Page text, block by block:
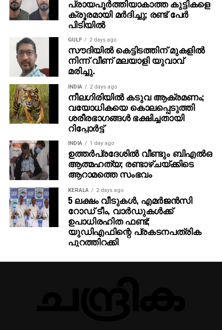
പ്രായപൂര്‍ത്തിയാകാത്ത കുട്ടികളെ
ക്രൂരമായി മര്‍ദിച്ചു; രണ്ട് പേര്‍
പിടിയില്‍
GULF 2 days ago
സൗദിയില്‍ കെട്ടിടത്തിന് മുകളില്‍
നിന്ന് വീണ് മലയാളി യുവാവ്
മരിച്ചു.
INDIA 2 days ago
നീലഗിരിയില്‍ കടുവ ആക്രമണം;
വയോധികയെ കൊലപ്പെടുത്തി
ശരീരഭാഗങ്ങള്‍ ഭക്ഷിച്ചതായി
റിപ്പോര്‍ട്ട്
INDIA 1 day ago
ഉത്തര്‍പ്രദേശില്‍ വീണ്ടും ബിഎല്‍ഒ
ആത്മഹത്യ; രണ്ടാഴ്ചയ്ക്കിടെ
ആറാമത്തെ സംഭവം
KERALA 2 days ago
5 ലക്ഷം വീടുകള്‍, എമര്‍ജന്‍സി
റോഡ് ടീം, വാര്‍ഡുകള്‍ക്ക്
ഉപാധിരഹിത ഫണ്ട്;
യുഡിഎഫിന്റെ പ്രകടനപത്രിക
പുറത്തിറക്കി